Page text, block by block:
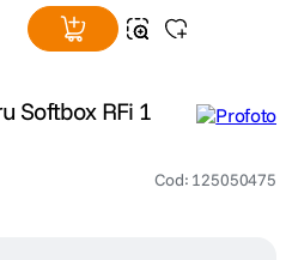
Softbox RFi 1
Cod: 125050475